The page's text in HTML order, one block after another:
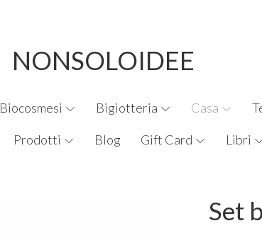
NONSOLOIDEE
Biocosmesi Bigiotteria Casa
Prodotti Blog Gift Card Libri
Set